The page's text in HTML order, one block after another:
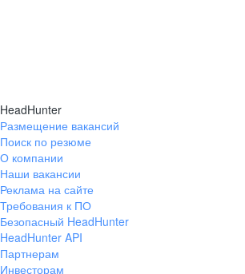
HeadHunter
Размещение вакансий
Поиск по резюме
О компании
Наши вакансии
Реклама на сайте
Требования к ПО
Безопасный HeadHunter
HeadHunter API
Партнерам
Инвесторам